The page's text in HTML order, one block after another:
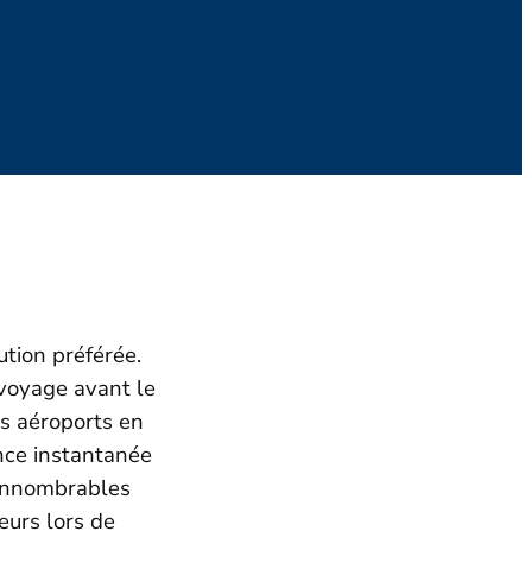
préférée.
avant le
aéroports en
instantanée
lors de